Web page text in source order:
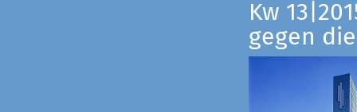
Kw
gegen